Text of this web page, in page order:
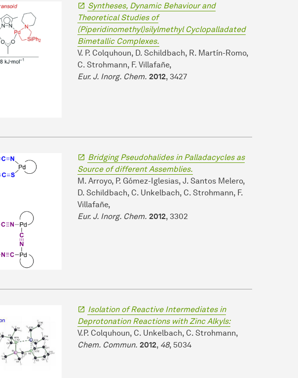
Syntheses, Dynamic Behaviour and
Theoretical Studies of
(Piperidinomethyl)silylmethyl Cyclopalladated
Bimetallic Complexes.
V. P. Colquhoun, D. Schildbach, R. Martín-Romo,
C. Strohmann, F. Villafañe,
Eur. J. Inorg. Chem. 2012, 3427
Bridging Pseudohalides in Palladacycles as
Source of different Assemblies.
M. Arroyo, P. Gómez-Iglesias, J. Santos Melero,
D. Schildbach, C. Unkelbach, C. Strohmann, F.
Villafañe,
Eur. J. Inorg. Chem. 2012, 3302
Isolation of Reactive Intermediates in
Deprotonation Reactions with Zinc Alkyls:
V.P. Colquhoun, C. Unkelbach, C. Strohmann,
Chem. Commun. 2012, 48, 5034